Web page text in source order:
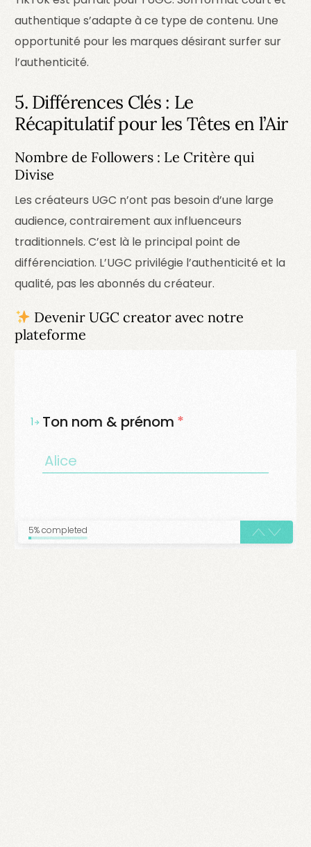
authentique s’adapte à ce type de contenu. Une
opportunité pour les marques désirant surfer sur
l’authenticité.
5. Différences Clés : Le
Récapitulatif pour les Têtes en l’Air
Nombre de Followers : Le Critère qui
Divise
Les créateurs UGC n’ont pas besoin d’une large
audience, contrairement aux influenceurs
traditionnels. C’est là le principal point de
différenciation. L’UGC privilégie l’authenticité et la
qualité, pas les abonnés du créateur.
Devenir UGC creator avec notre
plateforme
1 Ton nom & prénom *
5% completed